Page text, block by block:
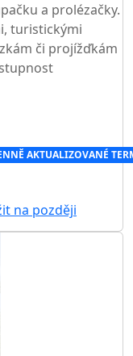
a prolézačky.
turistickými
či projížďkám
AKTUALIZOVANÉ
na později